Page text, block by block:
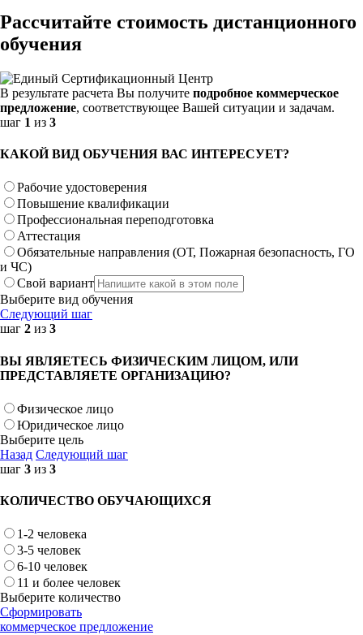
Рассчитайте стоимость дистанционного
обучения
В результате расчета Вы получите подробное коммерческое
предложение, соответствующее Вашей ситуации и задачам.
шаг 1 из 3
КАКОЙ ВИД ОБУЧЕНИЯ ВАС ИНТЕРЕСУЕТ?
Рабочие удостоверения
Повышение квалификации
Профессиональная переподготовка
Аттестация
Обязательные направления (ОТ, Пожарная безопасность, ГО
и ЧС)
Свой вариант
Выберите вид обучения
Следующий шаг
шаг 2 из 3
ВЫ ЯВЛЯЕТЕСЬ ФИЗИЧЕСКИМ ЛИЦОМ, ИЛИ
ПРЕДСТАВЛЯЕТЕ ОРГАНИЗАЦИЮ?
Физическое лицо
Юридическое лицо
Выберите цель
Назад Следующий шаг
шаг 3 из 3
КОЛИЧЕСТВО ОБУЧАЮЩИХСЯ
1-2 человека
3-5 человек
6-10 человек
11 и более человек
Выберите количество
Сформировать
коммерческое предложение